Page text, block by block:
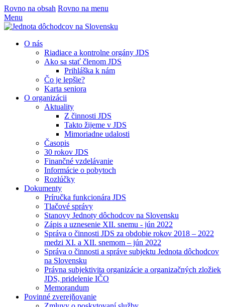
Rovno na obsah Rovno na menu
Menu
O nás
Riadiace a kontrolne orgány JDS
Ako sa stať členom JDS
Prihláška k nám
Čo je lepšie?
Karta seniora
O organizácii
Aktuality
Z činnosti JDS
Takto žijeme v JDS
Mimoriadne udalosti
Časopis
30 rokov JDS
Finančné vzdelávanie
Informácie o pobytoch
Rozlúčky
Dokumenty
Príručka funkcionára JDS
Tlačové správy
Stanovy Jednoty dôchodcov na Slovensku
Zápis a uznesenie XII. snemu - jún 2022
Správa o činnosti JDS za obdobie rokov 2018 – 2022
medzi XI. a XII. snemom – jún 2022
Správa o činnosti a správe subjektu Jednota dôchodcov
na Slovensku
Právna subjektivita organizácie a organizačných zložiek
JDS, pridelenie IČO
Memorandum
Povinné zverejňovanie